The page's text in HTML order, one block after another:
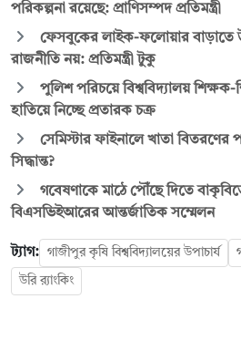
পরিকল্পনা রয়েছে: প্রাণিসম্পদ প্রতিমন্ত্রী
ফেসবুকের লাইক-ফলোয়ার বাড়াতে
রাজনীতি নয়: প্রতিমন্ত্রী টুকু
পুলিশ পরিচয়ে বিশ্ববিদ্যালয় শিক্ষক-
হাতিয়ে নিচ্ছে প্রতারক চক্র
সেমিস্টার ফাইনালে খাতা বিতরণের
সিদ্ধান্ত?
গবেষণাকে মাঠে পৌঁছে দিতে
বিএসভিইআরের আন্তর্জাতিক সম্মেলন
ট্যাগ: গাজীপুর কৃষি বিশ্ববিদ্যালয়ের উপাচার্য
উরি র‍্যাংকিং